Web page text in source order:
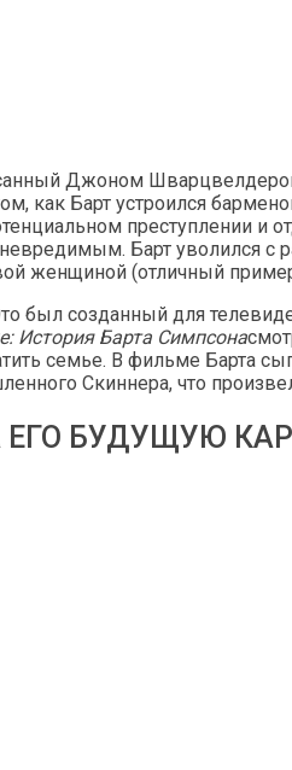
Джоном
как Барт устроился
преступлении и
Барт уволился с
женщиной (отличный
был созданный для
История Барта Симпсона
семье. В фильме Барта
Скиннера, что
БУДУЩУЮ